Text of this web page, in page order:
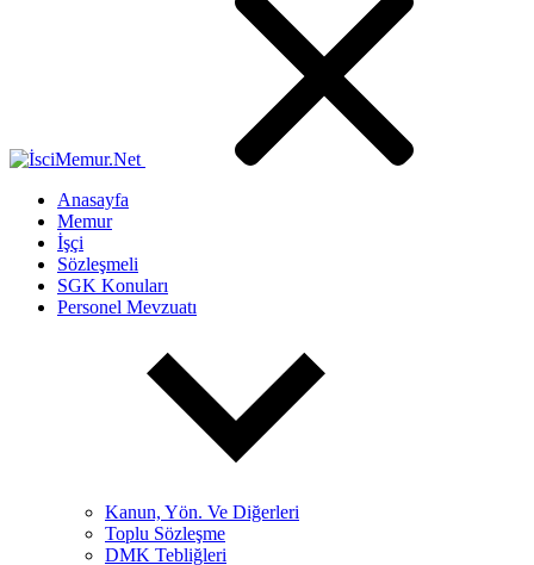
Anasayfa
Memur
İşçi
Sözleşmeli
SGK Konuları
Personel Mevzuatı
Kanun, Yön. Ve Diğerleri
Toplu Sözleşme
DMK Tebliğleri